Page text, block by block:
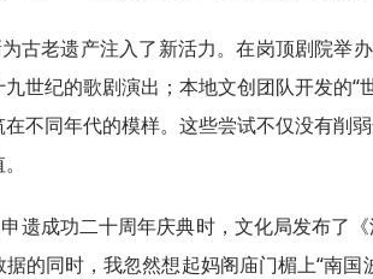
古老遗产注入了新活力。在岗顶剧院举
世纪的歌剧演出；本地文创团队开发的“
不同年代的模样。这些尝试不仅没有削
遗成功二十周年庆典时，文化局发布了
的同时，我忽然想起妈阁庙门楣上“南国